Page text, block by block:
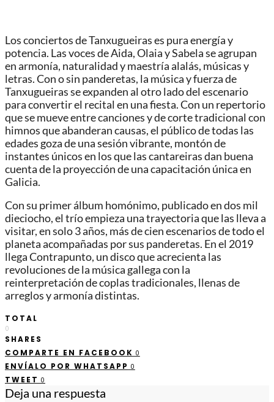
Los conciertos de Tanxugueiras es pura energía y
potencia. Las voces de Aida, Olaia y Sabela se agrupan
en armonía, naturalidad y maestría alalás, músicas y
letras. Con o sin panderetas, la música y fuerza de
Tanxugueiras se expanden al otro lado del escenario
para convertir el recital en una fiesta. Con un repertorio
que se mueve entre canciones y de corte tradicional con
himnos que abanderan causas, el público de todas las
edades goza de una sesión vibrante, montón de
instantes únicos en los que las cantareiras dan buena
cuenta de la proyección de una capacitación única en
Galicia.
Con su primer álbum homónimo, publicado en dos mil
dieciocho, el trío empieza una trayectoria que las lleva a
visitar, en solo 3 años, más de cien escenarios de todo el
planeta acompañadas por sus panderetas. En el 2019
llega Contrapunto, un disco que acrecienta las
revoluciones de la música gallega con la
reinterpretación de coplas tradicionales, llenas de
arreglos y armonía distintas.
TOTAL
0
SHARES
COMPARTE EN FACEBOOK 0
ENVÍALO POR WHATSAPP 0
TWEET 0
Deja una respuesta